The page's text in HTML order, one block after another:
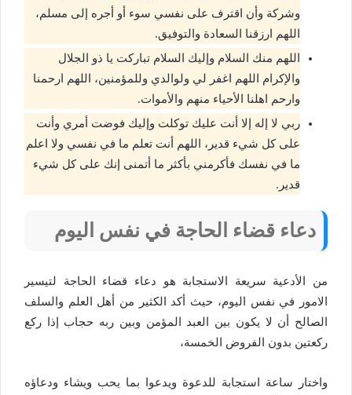
وشركة وأن اقترف على نفسي سوء أو أجره إلى مسلم،
اللهم ارزقنا السعادة والتوفيق.
اللهم منك السلام وإليك السلام تباركت يا ذو الجلال
والإكرام اللهم اغفر لي ولوالدي وللمؤمنين، اللهم ارحمنا
وارحم اهلنا الأحياء منهم والأموات.
ربي لا إله إلا أنت عليك توكلت وإليك فوضت أمري وأنت
على كل شيء قدير، اللهم أنت تعلم ما في نفسي ولا اعلم
ما في نفسك فأكرمني بأكثر ما أتمنى إنك على كل شيء
قدير.
دعاء قضاء الحاجة في نفس اليوم
من الأدعية سريعة الاستجابة هو دعاء قضاء الحاجة لتيسير
الامور في نفس اليوم، حيث أكد الكثير من أهل العلم والسلف
الصالح أن لا يكون بين العبد المؤمن وبين ربه حجاب إذا ركع
ركعتين بدون الفروض الخمسة،
واختار ساعة استجابة للدعوة ويدعوا بما يحب ويشاء ودعاؤه